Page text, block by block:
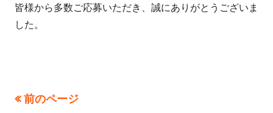
皆様から多数ご応募いただき、誠にありがとうございま
した。
投前のページ